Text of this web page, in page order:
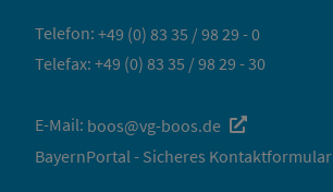
Telefon: +49 (0) 83 35 / 98 29 - 0
Telefax: +49 (0) 83 35 / 98 29 - 30
E-Mail: boos@vg-boos.de
BayernPortal - Sicheres Kontaktformular